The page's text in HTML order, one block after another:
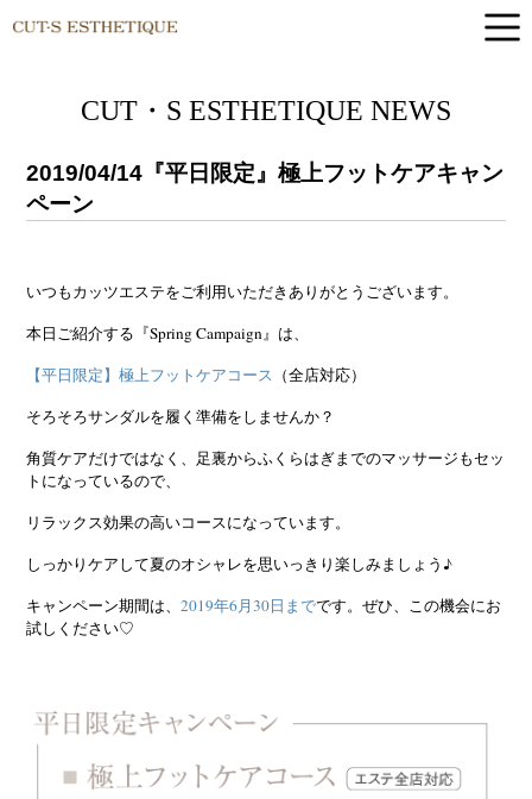
CUT・S ESTHETIQUE NEWS
2019/04/14 『平日限定』極上フットケアキャン
ペーン
いつもカッツエステをご利用いただきありがとうございます。
本日ご紹介する『Spring Campaign』は、
【平日限定】極上フットケアコース （全店対応）
そろそろサンダルを履く準備をしませんか？
角質ケアだけではなく、足裏からふくらはぎまでのマッサージもセッ
トになっているので、
リラックス効果の高いコースになっています。
しっかりケアして夏のオシャレを思いっきり楽しみましょう♪
キャンペーン期間は、2019年6月30日までです。ぜひ、この機会にお
試しください♡